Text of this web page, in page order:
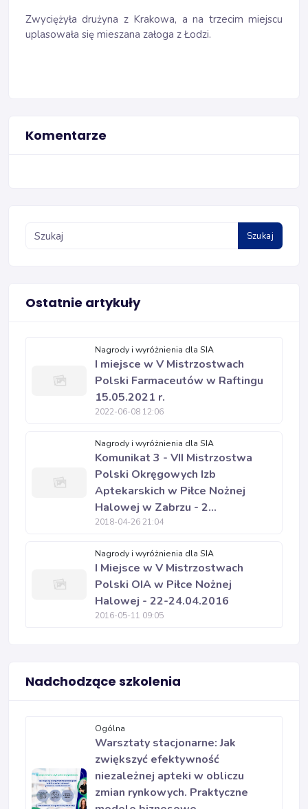
Zwyciężyła drużyna z Krakowa, a na trzecim miejscu
uplasowała się mieszana załoga z Łodzi.
Komentarze
Szukaj
Ostatnie artykuły
Nagrody i wyróżnienia dla SIA
I miejsce w V Mistrzostwach
Polski Farmaceutów w Raftingu
15.05.2021 r.
2022-06-08 12:06
Nagrody i wyróżnienia dla SIA
Komunikat 3 - VII Mistrzostwa
Polski Okręgowych Izb
Aptekarskich w Piłce Nożnej
Halowej w Zabrzu - 2...
2018-04-26 21:04
Nagrody i wyróżnienia dla SIA
I Miejsce w V Mistrzostwach
Polski OIA w Piłce Nożnej
Halowej - 22-24.04.2016
2016-05-11 09:05
Nadchodzące szkolenia
Ogólna
Warsztaty stacjonarne: Jak
zwiększyć efektywność
niezależnej apteki w obliczu
zmian rynkowych. Praktyczne